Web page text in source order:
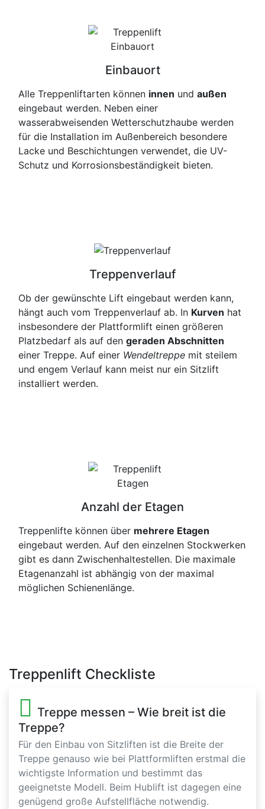
Einbauort
Alle Treppenliftarten können innen und außen
eingebaut werden. Neben einer
wasserabweisenden Wetterschutzhaube werden
für die Installation im Außenbereich besondere
Lacke und Beschichtungen verwendet, die UV-
Schutz und Korrosionsbeständigkeit bieten.
Treppenverlauf
Ob der gewünschte Lift eingebaut werden kann,
hängt auch vom Treppenverlauf ab. In Kurven hat
insbesondere der Plattformlift einen größeren
Platzbedarf als auf den geraden Abschnitten
einer Treppe. Auf einer Wendeltreppe mit steilem
und engem Verlauf kann meist nur ein Sitzlift
installiert werden.
Anzahl der Etagen
Treppenlifte können über mehrere Etagen
eingebaut werden. Auf den einzelnen Stockwerken
gibt es dann Zwischenhaltestellen. Die maximale
Etagenanzahl ist abhängig von der maximal
möglichen Schienenlänge.
Treppenlift Checkliste
Treppe messen – Wie breit ist die
Treppe?
Für den Einbau von Sitzliften ist die Breite der
Treppe genauso wie bei Plattformliften erstmal die
wichtigste Information und bestimmt das
geeignetste Modell. Beim Hublift ist dagegen eine
genügend große Aufstellfläche notwendig.